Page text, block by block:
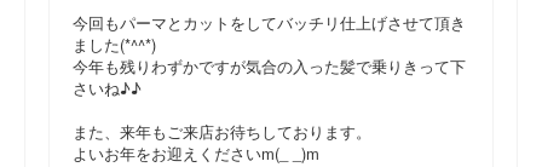
今回もパーマとカットをしてバッチリ仕上げさせて頂き
ました(*^^*)
今年も残りわずかですが気合の入った髪で乗りきって下
さいね♪♪
また、来年もご来店お待ちしております。
よいお年をお迎えくださいm(_ _)m